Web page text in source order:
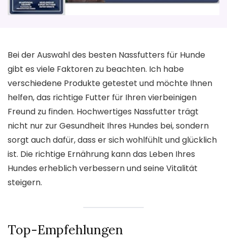
Bei der Auswahl des besten Nassfutters für Hunde
gibt es viele Faktoren zu beachten. Ich habe
verschiedene Produkte getestet und möchte Ihnen
helfen, das richtige Futter für Ihren vierbeinigen
Freund zu finden. Hochwertiges Nassfutter trägt
nicht nur zur Gesundheit Ihres Hundes bei, sondern
sorgt auch dafür, dass er sich wohlfühlt und glücklich
ist. Die richtige Ernährung kann das Leben Ihres
Hundes erheblich verbessern und seine Vitalität
steigern.
Top-Empfehlungen